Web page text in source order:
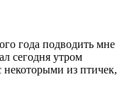
года подводить мне
сегодня утром
некоторыми из птичек,